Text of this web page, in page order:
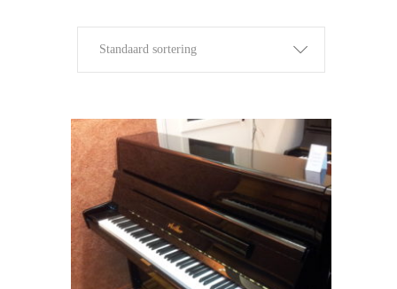
Standaard sortering